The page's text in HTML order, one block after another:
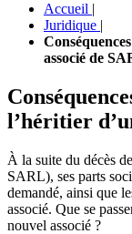
Accueil |
Juridique |
associé de
l’héritier
À la suite du décès
SARL), ses parts
demandé, ainsi que
associé. Que se
nouvel associé ?